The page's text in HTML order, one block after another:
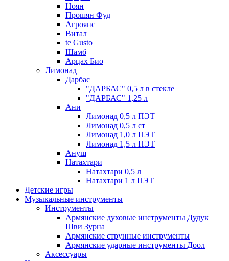
Ноян
Прошян Фуд
Агроянс
Витал
te Gusto
Шамб
Арцах Био
Лимонад
Дарбас
"ДАРБАС" 0,5 л в стекле
"ДАРБАС" 1,25 л
Ани
Лимонад 0,5 л ПЭТ
Лимонад 0,5 л ст
Лимонад 1,0 л ПЭТ
Лимонад 1,5 л ПЭТ
Ануш
Натахтари
Натахтари 0,5 л
Натахтари 1 л ПЭТ
Детские игры
Музыкальные инструменты
Инструменты
Армянские духовые инструменты Дудук
Шви Зурна
Армянские струнные инструменты
Армянские ударные инструменты Доол
Аксессуары